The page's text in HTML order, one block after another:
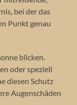
bei der das
Punkt genau
blicken.
oder speziell
diesen Schutz
Augenschäden